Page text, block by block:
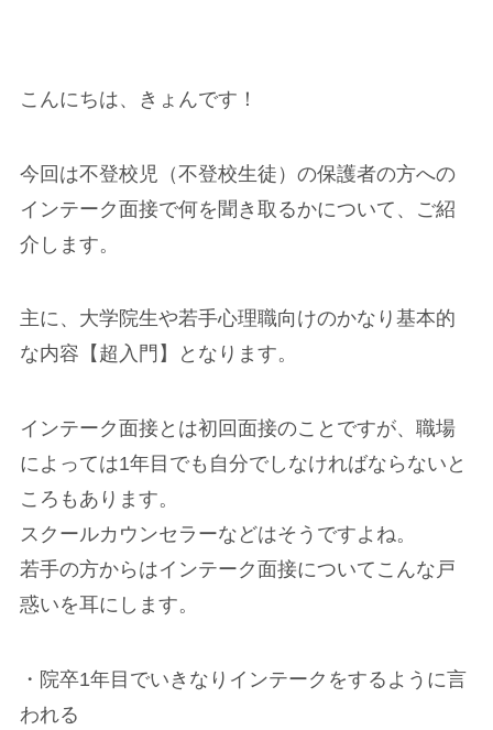
こんにちは、きょんです！
今回は不登校児（不登校生徒）の保護者の方への
インテーク面接で何を聞き取るかについて、ご紹
介します。
主に、大学院生や若手心理職向けのかなり基本的
な内容【超入門】となります。
インテーク面接とは初回面接のことですが、職場
によっては1年目でも自分でしなければならないと
ころもあります。
スクールカウンセラーなどはそうですよね。
若手の方からはインテーク面接についてこんな戸
惑いを耳にします。
・院卒1年目でいきなりインテークをするように言
われる